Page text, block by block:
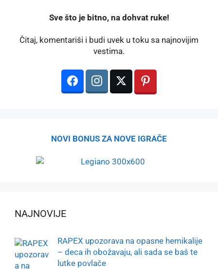
️Sve što je bitno, na dohvat ruke!
Čitaj, komentariši i budi uvek u toku sa najnovijim
vestima.
NOVI BONUS ZA NOVE IGRAČE
NAJNOVIJE
RAPEX upozorava na opasne hemikalije
– deca ih obožavaju, ali sada se baš te
lutke povlače